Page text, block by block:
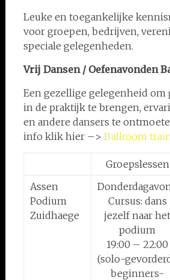
Leuke en toegankelijke
voor groepen, bedrijven,
speciale gelegenheden.
Vrij Dansen / Oefenavonden
Een gezellige gelegenheid om
in de praktijk te brengen,
en andere dansers te
info klik hier –> Ballroom
Groepslessen
Assen
Podium
Zuidhaege
Cursus: dans
jezelf naar het
podium
19:00 – 22:00
(solo-
beginners-